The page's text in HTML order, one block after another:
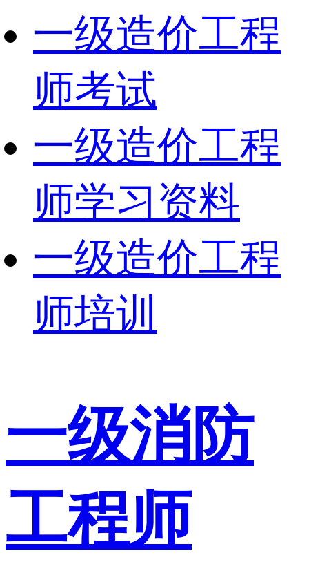
一级造价工程
师考试
一级造价工程
师学习资料
一级造价工程
师培训
一级消防
工程师